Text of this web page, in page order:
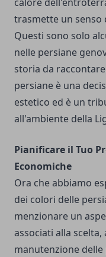
trasmette un senso
Questi sono solo
nelle persiane
storia da
persiane è una
estetico ed è un
all'ambiente della
Pianificare il Tuo
Economiche
Ora che abbiamo
dei colori delle
menzionare un
associati alla
manutenzione delle